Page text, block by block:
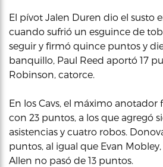
El pívot Jalen Duren dio el susto
cuando sufrió un esguince de
seguir y firmó quince puntos y
banquillo, Paul Reed aportó 17
Robinson, catorce.
En los Cavs, el máximo anotador
con 23 puntos, a los que agregó
asistencias y cuatro robos.
puntos, al igual que Evan
Allen no pasó de 13 puntos.